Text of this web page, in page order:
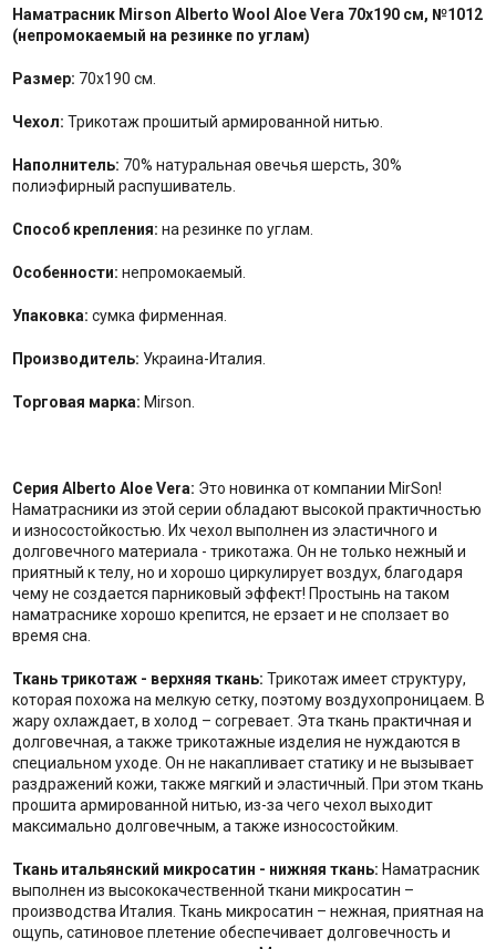
Наматрасник Mirson Alberto Wool Aloe Vera 70x190 см, №1012
(непромокаемый на резинке по углам)
Размер: 70x190 см.
Чехол: Трикотаж прошитый армированной нитью.
Наполнитель: 70% натуральная овечья шерсть, 30%
полиэфирный распушиватель.
Способ крепления: на резинке по углам.
Особенности: непромокаемый.
Упаковка: сумка фирменная.
Производитель: Украина-Италия.
Торговая марка: Mirson.
Серия Alberto Aloe Vera: Это новинка от компании MirSon!
Наматрасники из этой серии обладают высокой практичностью
и износостойкостью. Их чехол выполнен из эластичного и
долговечного материала - трикотажа. Он не только нежный и
приятный к телу, но и хорошо циркулирует воздух, благодаря
чему не создается парниковый эффект! Простынь на таком
наматраснике хорошо крепится, не ерзает и не сползает во
время сна.
Ткань трикотаж - верхняя ткань: Трикотаж имеет структуру,
которая похожа на мелкую сетку, поэтому воздухопроницаем. В
жару охлаждает, в холод – согревает. Эта ткань практичная и
долговечная, а также трикотажные изделия не нуждаются в
специальном уходе. Он не накапливает статику и не вызывает
раздражений кожи, также мягкий и эластичный. При этом ткань
прошита армированной нитью, из-за чего чехол выходит
максимально долговечным, а также износостойким.
Ткань итальянский микросатин - нижняя ткань: Наматрасник
выполнен из высококачественной ткани микросатин –
производства Италия. Ткань микросатин – нежная, приятная на
ощупь, сатиновое плетение обеспечивает долговечность и